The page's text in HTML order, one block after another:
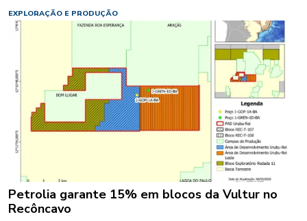
EXPLORAÇÃO E PRODUÇÃO
Petrolia garante 15% em blocos da Vultur no
Recôncavo